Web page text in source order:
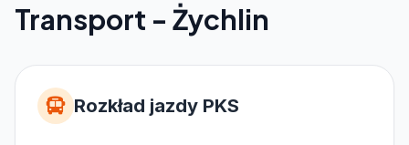
Transport - Żychlin
Rozkład jazdy PKS